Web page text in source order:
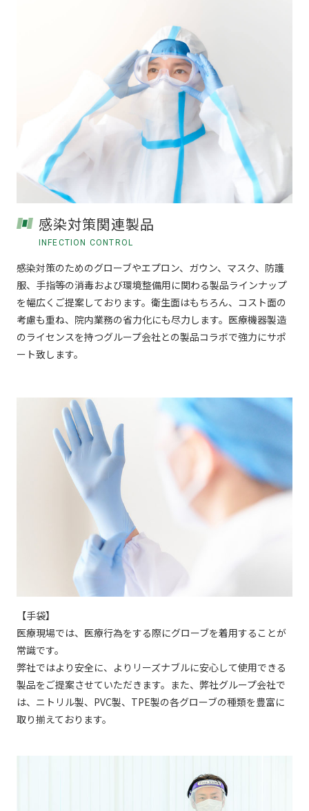
感染対策関連製品
INFECTION CONTROL
感染対策のためのグローブやエプロン、ガウン、マスク、防護
服、手指等の消毒および環境整備用に関わる製品ラインナップ
を幅広くご提案しております。衛生面はもちろん、コスト面の
考慮も重ね、院内業務の省力化にも尽力します。医療機器製造
のライセンスを持つグループ会社との製品コラボで強力にサポ
ート致します。
【手袋】
医療現場では、医療行為をする際にグローブを着用することが
常識です。
弊社ではより安全に、よりリーズナブルに安心して使用できる
製品をご提案させていただきます。また、弊社グループ会社で
は、ニトリル製、PVC製、TPE製の各グローブの種類を豊富に
取り揃えております。